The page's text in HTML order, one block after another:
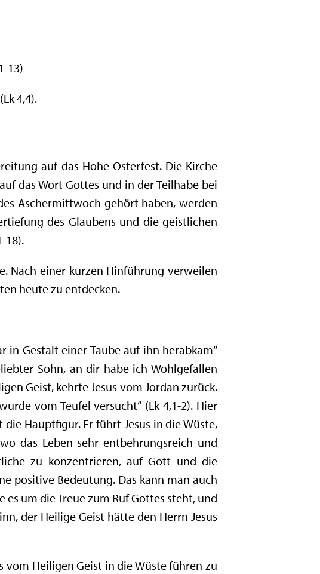
13)
4,4).
auf das Hohe Osterfest. Die Kirche
das Wort Gottes und in der Teilhabe bei
Aschermittwoch gehört haben, werden
des Glaubens und die geistlichen
18).
Nach einer kurzen Hinführung verweilen
heute zu entdecken.
in Gestalt einer Taube auf ihn herabkam“
Sohn, an dir habe ich Wohlgefallen
Geist, kehrte Jesus vom Jordan zurück.
vom Teufel versucht“ (Lk 4,1-2). Hier
Hauptfigur. Er führt Jesus in die Wüste,
das Leben sehr entbehrungsreich und
zu konzentrieren, auf Gott und die
positive Bedeutung. Das kann man auch
um die Treue zum Ruf Gottes steht, und
der Heilige Geist hätte den Herrn Jesus
vom Heiligen Geist in die Wüste führen zu